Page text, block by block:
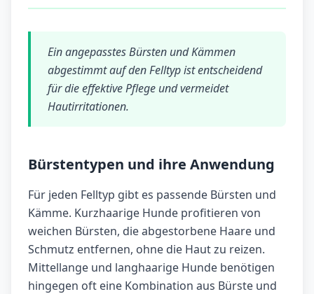
Ein angepasstes Bürsten und Kämmen
abgestimmt auf den Felltyp ist entscheidend
für die effektive Pflege und vermeidet
Hautirritationen.
Bürstentypen und ihre Anwendung
Für jeden Felltyp gibt es passende Bürsten und
Kämme. Kurzhaarige Hunde profitieren von
weichen Bürsten, die abgestorbene Haare und
Schmutz entfernen, ohne die Haut zu reizen.
Mittellange und langhaarige Hunde benötigen
hingegen oft eine Kombination aus Bürste und